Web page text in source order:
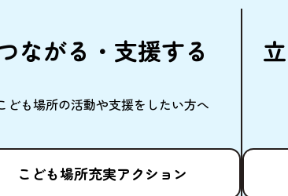
ながる・ 支援する
ども場所の活動や支援をしたい方へ
こども場所充実アクション
立